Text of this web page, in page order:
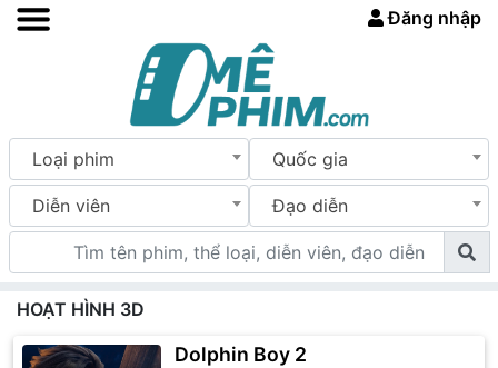
Đăng nhập
Loại phim Quốc gia
Diễn viên Đạo diễn
HOẠT HÌNH 3D
Dolphin Boy 2